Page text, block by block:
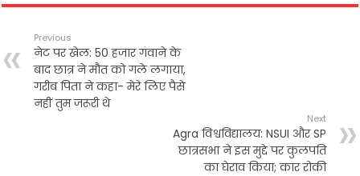
e
o
o
k
t
e
r
i
t
p
p
n
r
Previous
नेट पर खेल: 50 हजार गंवाने के
बाद छात्र ने मौत को गले लगाया,
गरीब पिता ने कहा- मेरे लिए पैसे
नहीं तुम जरूरी थे
Next
Agra विश्वविद्यालय: NSUI और SP
छात्रसभा ने इस मुद्दे पर कुलपति
का घेराव किया; कार रोकी